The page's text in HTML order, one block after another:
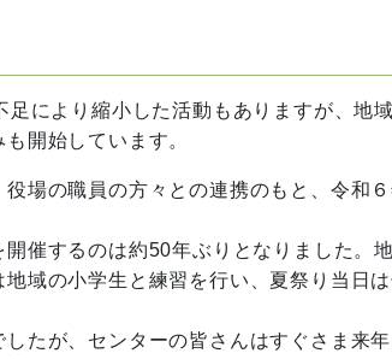
により縮小した活動もありますが、地
開始しています。
場の職員の方々との連携のもと、令和６
催するのは約50年ぶりとなりました。
域の小学生と練習を行い、夏祭り当日
たが、センターの皆さんはすぐさま来年